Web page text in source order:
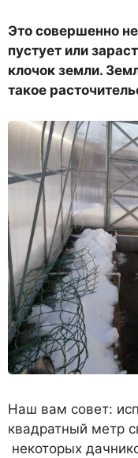
Это совершенно
пустует или
клочок земли.
такое
Наш вам совет:
квадратный метр
некоторых